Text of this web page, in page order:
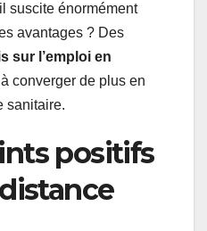
suscite énormément
avantages ? Des
sur l’emploi en
converger de plus en
sanitaire.
positifs